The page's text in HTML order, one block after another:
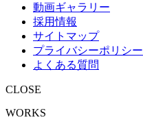
動画ギャラリー
採用情報
サイトマップ
プライバシーポリシー
よくある質問
CLOSE
WORKS